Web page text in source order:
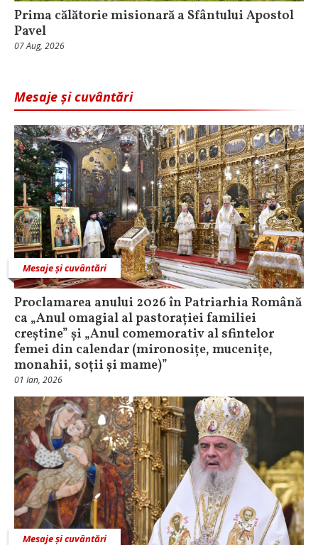
Prima călătorie misionară a Sfântului Apostol
Pavel
07 Aug, 2026
Mesaje și cuvântări
Mesaje și cuvântări
Proclamarea anului 2026 în Patriarhia Română
ca „Anul omagial al pastorației familiei
creștine” și „Anul comemorativ al sfintelor
femei din calendar (mironosițe, mucenițe,
monahii, soții și mame)”
01 Ian, 2026
Mesaje și cuvântări